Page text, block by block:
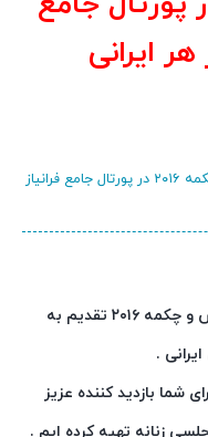
هر ایرانی
ژورنال عکس شیک ترین مدلهای کفش و چکمه ۲۰۱۶ در پورتال جامع فرانیاز
ژورنال عکس شیک ترین مدلهای کفش و چکمه ۲۰۱۶ تقدیم به
.
شما بازدید کننده عزیز
زنانه تهیه کرده ایم .